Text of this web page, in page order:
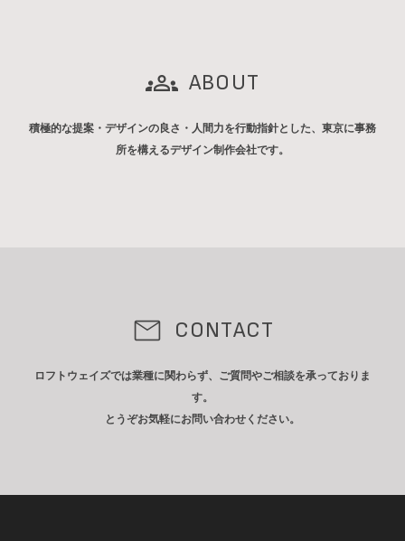
ABOUT
積極的な提案・デザインの良さ・人間力を行動指針とした、東京に事務
所を構えるデザイン制作会社です。
CONTACT
ロフトウェイズでは業種に関わらず、ご質問やご相談を承っておりま
す。
とうぞお気軽にお問い合わせください。